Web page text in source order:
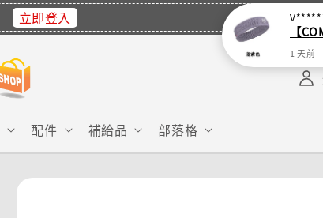
立即登入
配件 補給品 部落格
1 天前